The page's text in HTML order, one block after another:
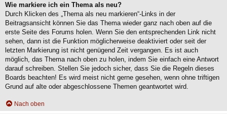
Wie markiere ich ein Thema als neu?
Durch Klicken des „Thema als neu markieren“-Links in der
Beitragsansicht können Sie das Thema wieder ganz nach oben auf die
erste Seite des Forums holen. Wenn Sie den entsprechenden Link nicht
sehen, dann ist die Funktion möglicherweise deaktiviert oder seit der
letzten Markierung ist nicht genügend Zeit vergangen. Es ist auch
möglich, das Thema nach oben zu holen, indem Sie einfach eine Antwort
darauf schreiben. Stellen Sie jedoch sicher, dass Sie die Regeln dieses
Boards beachten! Es wird meist nicht gerne gesehen, wenn ohne triftigen
Grund auf alte oder abgeschlossene Themen geantwortet wird.
Nach oben